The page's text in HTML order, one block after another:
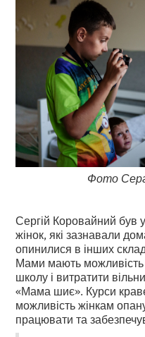
Фото
Сергій Коровайний був
жінок, які зазнавали
опинилися в інших
Мами мають можливість
школу і витратити
«Мама шиє». Курси
можливість жінкам
працювати та